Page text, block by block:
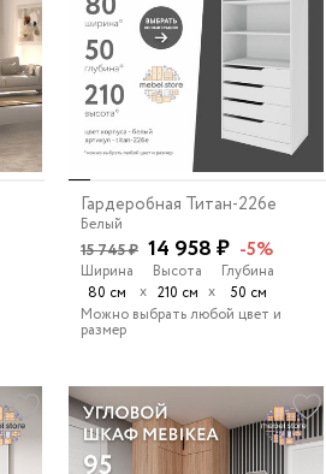
Гардеробная Титан-226e
Белый
15 745 ₽ 14 958 ₽ -5%
Ширина
80 см
х
Высота
210 см х
Глубина
50 см
Можно выбрать любой цвет и
размер